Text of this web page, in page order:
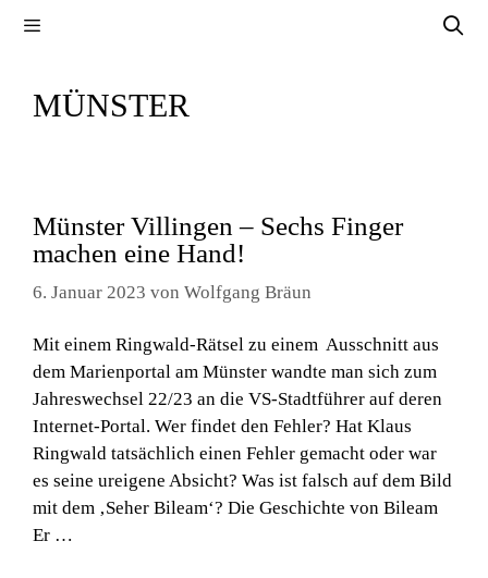
MÜNSTER
Münster Villingen – Sechs Finger
machen eine Hand!
6. Januar 2023 von Wolfgang Bräun
Mit einem Ringwald-Rätsel zu einem Ausschnitt aus
dem Marienportal am Münster wandte man sich zum
Jahreswechsel 22/23 an die VS-Stadtführer auf deren
Internet-Portal. Wer findet den Fehler? Hat Klaus
Ringwald tatsächlich einen Fehler gemacht oder war
es seine ureigene Absicht? Was ist falsch auf dem Bild
mit dem ‚Seher Bileam‘? Die Geschichte von Bileam
Er …